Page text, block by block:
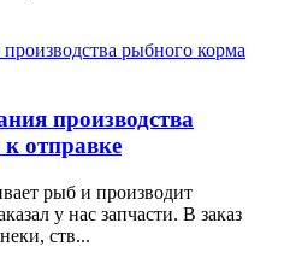
производства
отправке
рыб и производит
у нас запчасти. В заказ
ств...